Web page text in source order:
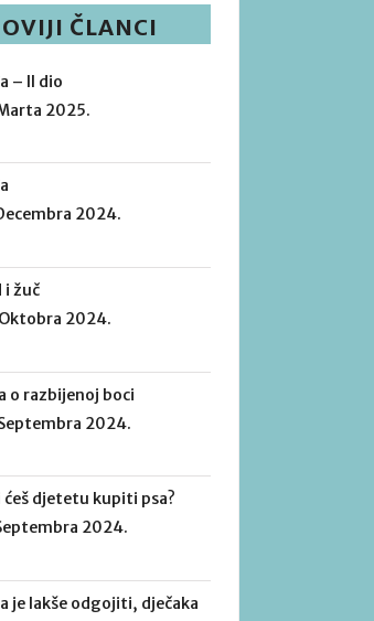
ČLANCI
– II dio
2025.
2024.
i žuč
2024.
o razbijenoj boci
2024.
ćeš djetetu kupiti psa?
2024.
je lakše odgojiti, dječaka